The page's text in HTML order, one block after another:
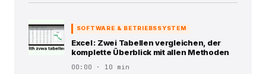
SOFTWARE & BETRIEBSSYSTEM
Excel : Zwei Tabellen vergleichen, der
komplette Überblick mit allen Methoden
00:00 · 10 min